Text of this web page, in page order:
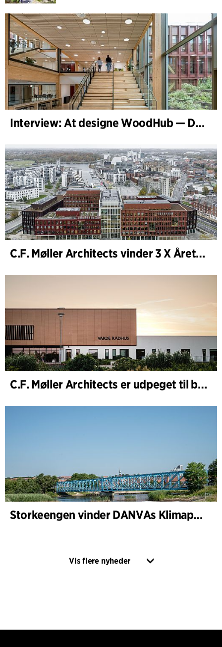
Interview: At designe WoodHub — Danmarks største træbyggeri
C.F. Møller Architects vinder 3 X Årets Byggeri 2025
C.F. Møller Architects er udpeget til bygherrerådgiver i udvidelsen af Varde Rådhus
Storkeengen vinder DANVAs Klimapris 2025 – og bygger videre på tidligere arkitekturanerkendelse
Vis flere nyheder